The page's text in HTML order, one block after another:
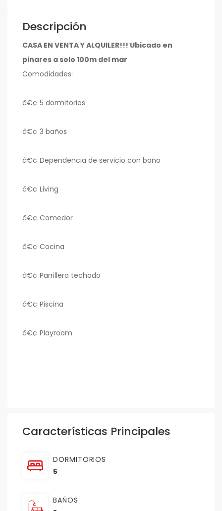
Descripción
CASA EN VENTA Y ALQUILER!!! Ubicado en
pinares a solo 100m del mar
Comodidades:
â€¢ 5 dormitorios
â€¢ 3 baños
â€¢ Dependencia de servicio con baño
â€¢ Living
â€¢ Comedor
â€¢ Cocina
â€¢ Parrillero techado
â€¢ Piscina
â€¢ Playroom
Características Principales
DORMITORIOS
5
BAÑOS